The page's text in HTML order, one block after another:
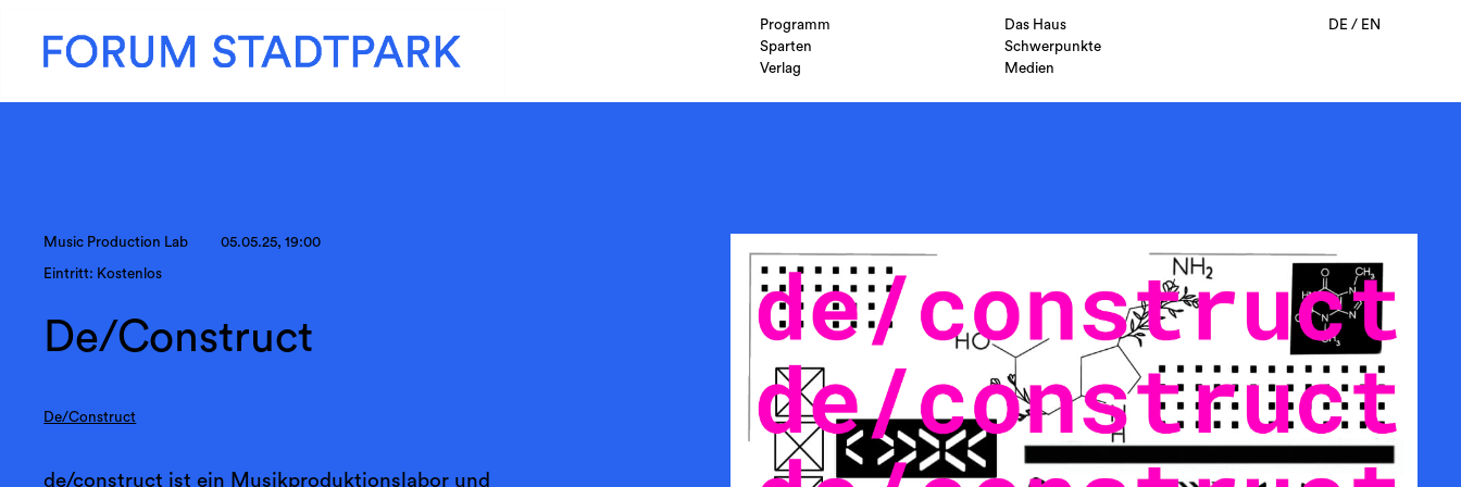
Programm
Das Haus
Sparten
Schwerpunkte
Verlag
Medien
DE/ EN
Music Production Lab 05.05.25, 19:00
Eintritt: Kostenlos
De/Construct
De/Construct
de/construct ist ein Musikproduktionslabor und